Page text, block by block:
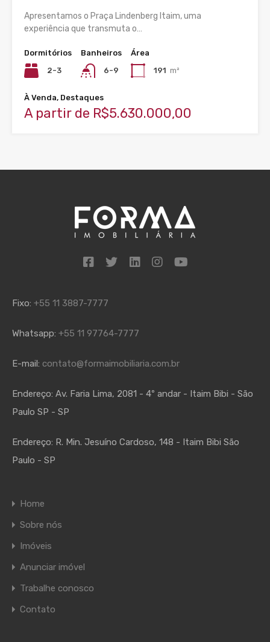
Apresentamos o Praça Lindenberg Itaim, uma
experiência que transmuta o…
Dormitórios
2-3
Banheiros
6-9
Área
191 m²
À Venda, Destaques
A partir de R$5.630.000,00
Fixo: +55 11 3887-7777
Whatsapp: +55 11 97764-7777
E-mail: contato@formaimobiliaria.com.br
Endereço: Av. Faria Lima, 2081 - 4º andar - Itaim Bibi - São
Paulo SP - SP
Endereço: R. Min. Jesuíno Cardoso, 148 - Itaim Bibi São
Paulo - SP
Home
Sobre nós
Imóveis
Anunciar imóvel
Trabalhe conosco
Contato